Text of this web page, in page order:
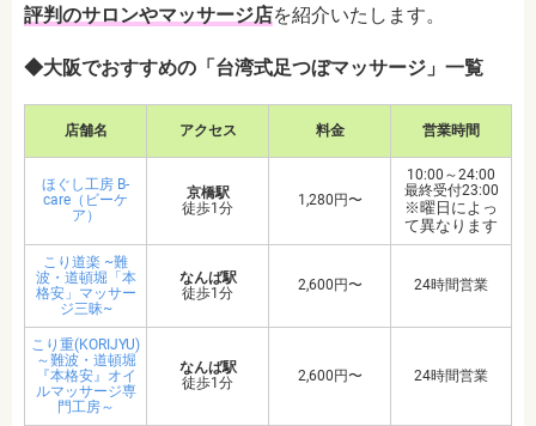
評判のサロンやマッサージ店を紹介いたします。
◆大阪でおすすめの「台湾式足つぼマッサージ」一覧
店舗名 アクセス 料金 営業時間
ほぐし工房 B-
care（ビーケ
ア）
京橋駅
徒歩1分
1,280円〜
10:00～24:00
最終受付23:00
※曜日によっ
て異なります
こり道楽 ~難
波・道頓堀「本
格安」マッサー
ジ三昧~
なんば駅
徒歩1分
2,600円〜 24時間営業
こり重(KORIJYU)
～難波・道頓堀
『本格安』オイ
ルマッサージ専
門工房～
なんば駅
徒歩1分
2,600円〜 24時間営業